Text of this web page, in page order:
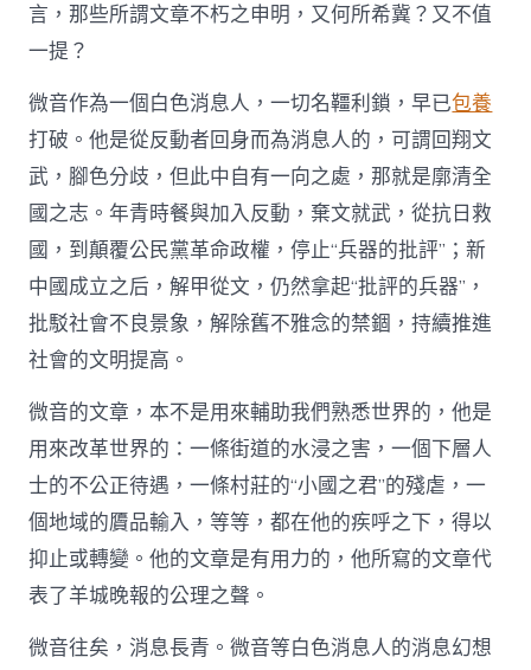
言，那些所謂文章不朽之申明，又何所希冀？又不值
一提？
微音作為一個白色消息人，一切名韁利鎖，早已包養
打破。他是從反動者回身而為消息人的，可謂回翔文
武，腳色分歧，但此中自有一向之處，那就是廓清全
國之志。年青時餐與加入反動，棄文就武，從抗日救
國，到顛覆公民黨革命政權，停止“兵器的批評”；新
中國成立之后，解甲從文，仍然拿起“批評的兵器”，
批駁社會不良景象，解除舊不雅念的禁錮，持續推進
社會的文明提高。
微音的文章，本不是用來輔助我們熟悉世界的，他是
用來改革世界的：一條街道的水浸之害，一個下層人
士的不公正待遇，一條村莊的“小國之君”的殘虐，一
個地域的贗品輸入，等等，都在他的疾呼之下，得以
抑止或轉變。他的文章是有用力的，他所寫的文章代
表了羊城晚報的公理之聲。
微音往矣，消息長青。微音等白色消息人的消息幻想